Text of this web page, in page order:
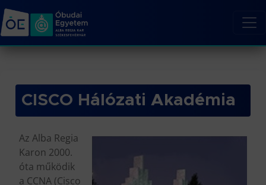
CISCO Hálózati Akadémia
Az Alba Regia
Karon 2000.
óta működik
a CCNA (Cisco